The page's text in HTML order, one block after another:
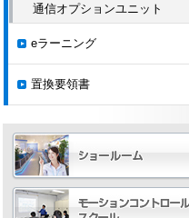
通信オプションユニット
eラーニング
置換要領書